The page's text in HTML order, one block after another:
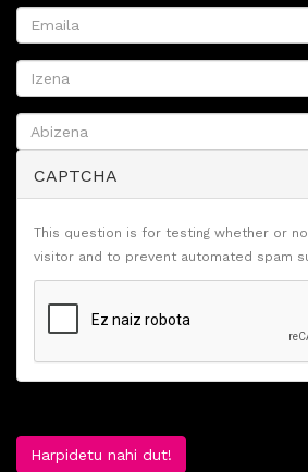
CAPTCHA
This question is for testing whether or
visitor and to prevent automated spam
Harpidetu nahi dut!